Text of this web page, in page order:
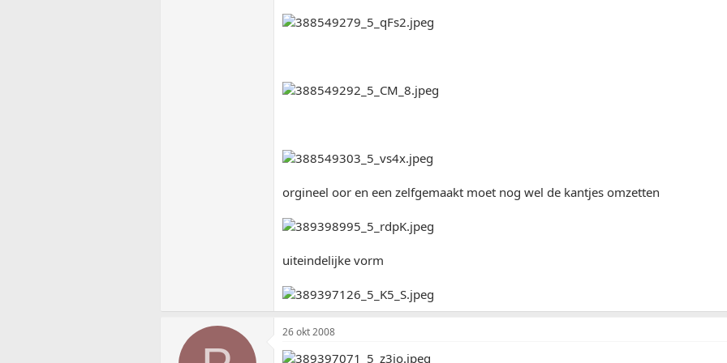
orgineel oor en een zelfgemaakt moet nog wel de kantjes omzetten
uiteindelijke vorm
26 okt 2008